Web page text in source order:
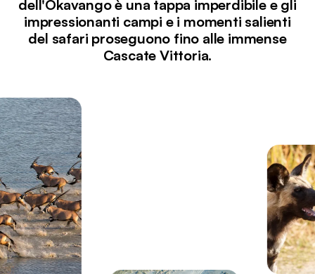
dell'Okavango è una tappa imperdibile e gli
impressionanti campi e i momenti salienti
del safari proseguono fino alle immense
Cascate Vittoria.